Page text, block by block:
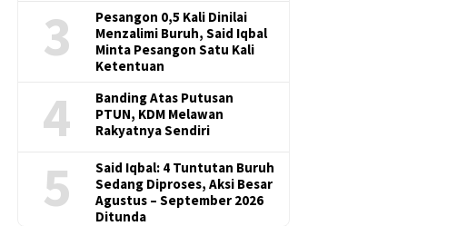
3
Pesangon 0,5 Kali Dinilai
Menzalimi Buruh, Said Iqbal
Minta Pesangon Satu Kali
Ketentuan
4
Banding Atas Putusan
PTUN, KDM Melawan
Rakyatnya Sendiri
5
Said Iqbal: 4 Tuntutan Buruh
Sedang Diproses, Aksi Besar
Agustus – September 2026
Ditunda